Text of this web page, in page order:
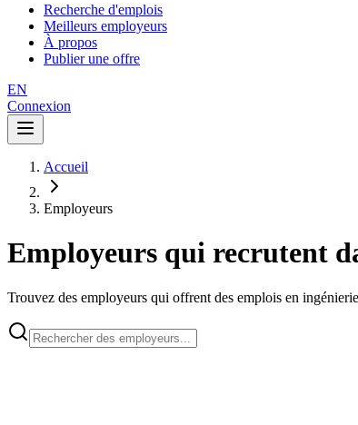
Recherche d'emplois
Meilleurs employeurs
À propos
Publier une offre
EN
Connexion
Accueil
Employeurs
Employeurs qui recrutent
Trouvez des employeurs qui offrent des emplois en